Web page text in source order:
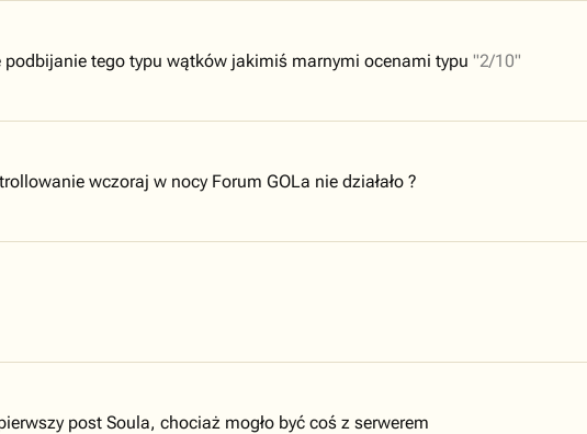
podbijanie tego typu wątków jakimiś marnymi ocenami typu "2/10"
wczoraj w nocy Forum GOLa nie działało ?
post Soula, chociaż mogło być coś z serwerem